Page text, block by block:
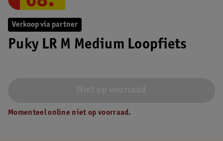
Verkoop via partner
Puky LR M Medium Loopfiets
Momenteel online niet op voorraad.